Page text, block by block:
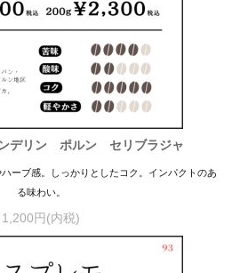
デリン ポルン セリブラジャ
ーブ感。しっかりとしたコク。インパクトのあ
る味わい。
1,200円(内税)